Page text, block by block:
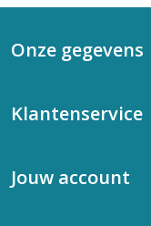
Onze gegevens
Klantenservice
Jouw account